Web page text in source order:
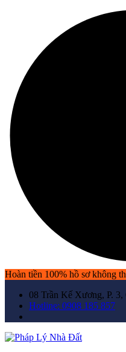
Hoàn tiền 100% hồ sơ không
08 Trần Kế Xương, P.
Hotline: 0908 185 857